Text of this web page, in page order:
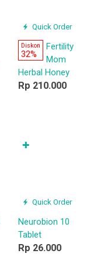
Quick Order
32%
Fertility
Mom
Herbal Honey
Quick Order
Neurobion 10
Tablet
Rp 26.000
✚